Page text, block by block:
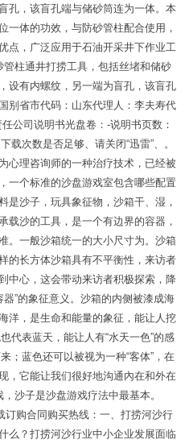
孔，该盲孔端与储砂筒连为一体。本
一体的功效，与防砂管柱配合使用，
点，广泛应用于石油开采井下作业工
柱通井打捞工具，包括丝堵和储砂
设有内螺纹，另一端为盲孔，该盲孔
别省市代码：山东代理人：李夫寿代
公司说明书光盘卷：-说明书页数：
次数是否足够、请关闭“迅雷”、。
心理咨询师的一种治疗技术，已经被
一个标准的沙盘游戏室包含哪些配置
是沙子，玩具象征物，沙箱干、湿，
载沙的工具，是一个有边界的容器，
。一般沙箱统一的大小尺寸为。沙箱
的长方体沙箱具有不平衡性，来访者
中心，这会带动来访者积极探索，降
”的象征意义。沙箱的内侧被漆成海
洋，是生命和能量的象征，能让人挖
代表蓝天，能让人有“水天一色”的感
；蓝色还可以被视为一种“客体”，在
，它能让我们很好地沟通內在和外在
沙子是沙盘游戏疗法中最基本。
购合同购买热线：一、打捞河沙行
么？打捞河沙行业中小企业发展面临